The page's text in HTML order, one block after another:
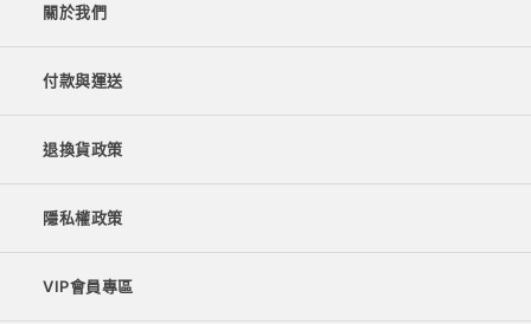
關於我們
付款與運送
退換貨政策
隱私權政策
VIP會員專區